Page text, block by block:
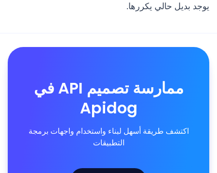
يوجد بديل حالي يكررها.
ممارسة تصميم API في
Apidog
اكتشف طريقة أسهل لبناء واستخدام واجهات برمجة
التطبيقات